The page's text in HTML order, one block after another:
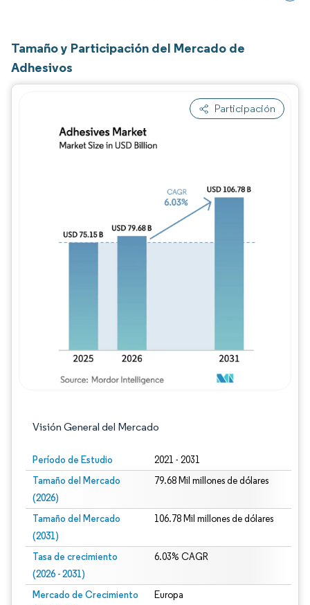
Tamaño y Participación del Mercado de
Adhesivos
Participación
Visión General del Mercado
Período de Estudio 2021 - 2031
Tamaño del Mercado
(2026)
79.68 Mil millones de dólares
Tamaño del Mercado
(2031)
106.78 Mil millones de dólares
Tasa de crecimiento
(2026 - 2031)
6.03% CAGR
Mercado de Crecimiento
Europa